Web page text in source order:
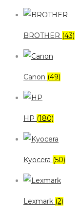
BROTHER (43)
Canon (49)
HP (180)
Kyocera (50)
Lexmark (2)